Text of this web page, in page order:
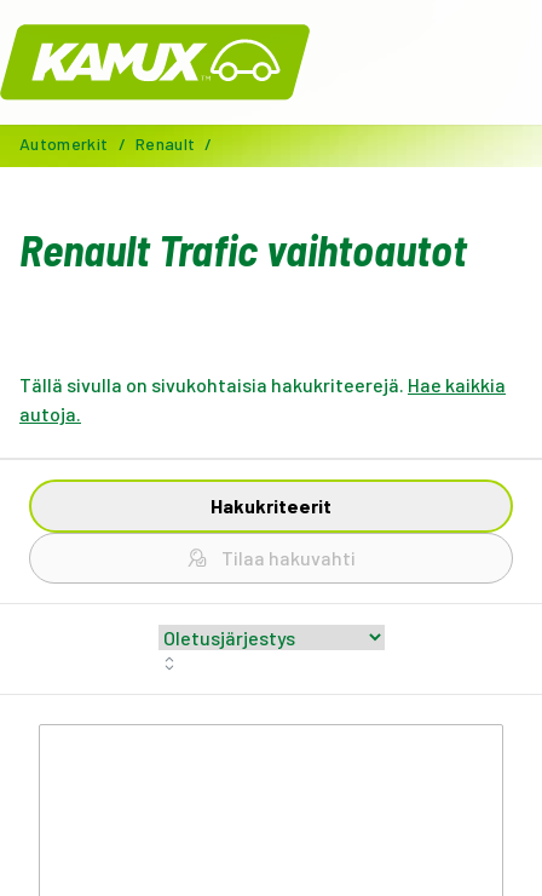
Kamux
Automerkit / Renault /
Renault Trafic vaihtoautot
Tällä sivulla on sivukohtaisia hakukriteerejä. Hae kaikkia
autoja.
Hakukriteerit
Tilaa hakuvahti